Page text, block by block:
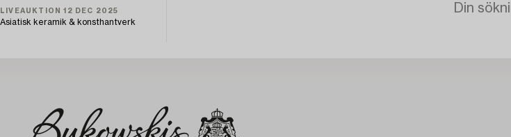
LIVEAUKTION 12 DEC 2025
Asiatisk keramik & konsthantverk
Din